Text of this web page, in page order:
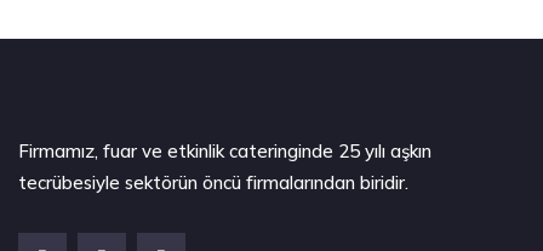
Firmamız, fuar ve etkinlik cateringinde 25 yılı aşkın
tecrübesiyle sektörün öncü firmalarından biridir.